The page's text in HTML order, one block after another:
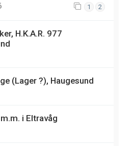
1 2
H.K.A.R. 977
(Lager ?), Haugesund
i Eltravåg